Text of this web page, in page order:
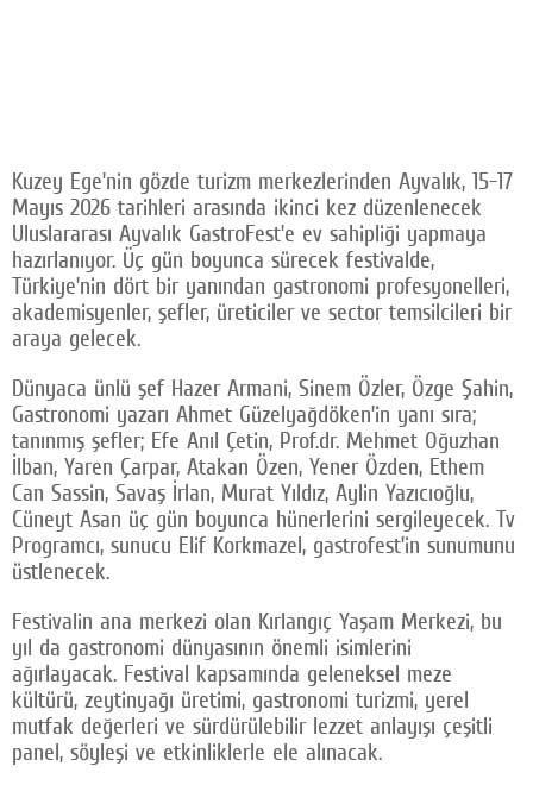
Kuzey Ege’nin gözde turizm merkezlerinden Ayvalık, 15-17
Mayıs 2026 tarihleri arasında ikinci kez düzenlenecek
Uluslararası Ayvalık GastroFest’e ev sahipliği yapmaya
hazırlanıyor. Üç gün boyunca sürecek festivalde,
Türkiye’nin dört bir yanından gastronomi profesyonelleri,
akademisyenler, şefler, üreticiler ve sector temsilcileri bir
araya gelecek.
Dünyaca ünlü şef Hazer Armani, Sinem Özler, Özge Şahin,
Gastronomi yazarı Ahmet Güzelyağdöken’in yanı sıra;
tanınmış şefler; Efe Anıl Çetin, Prof.dr. Mehmet Oğuzhan
İlban, Yaren Çarpar, Atakan Özen, Yener Özden, Ethem
Can Sassin, Savaş İrlan, Murat Yıldız, Aylin Yazıcıoğlu,
Cüneyt Asan üç gün boyunca hünerlerini sergileyecek. Tv
Programcı, sunucu Elif Korkmazel, gastrofest’in sunumunu
üstlenecek.
Festivalin ana merkezi olan Kırlangıç Yaşam Merkezi, bu
yıl da gastronomi dünyasının önemli isimlerini
ağırlayacak. Festival kapsamında geleneksel meze
kültürü, zeytinyağı üretimi, gastronomi turizmi, yerel
mutfak değerleri ve sürdürülebilir lezzet anlayışı çeşitli
panel, söyleşi ve etkinliklerle ele alınacak.